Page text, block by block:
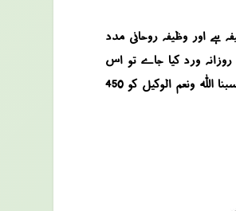
ہے اور وظیفہ روحانی مدد
جانے والی رسم ہے ۔ لہذا قدیم زمانہ میں یہ بھی مانا جاتا تھا کہ اگر دعا مبارکہ حسبنا اللہ ونعم الوکیل کو 450 مرتبہ روزانہ ورد کیا جاے تو اس
فرد کو جلد ہی روحانی مدد حاصل ہو جاتی ہے جس کی وجہ سے اس فرد کو موجودہ مشکلات سے جلد نجات مل جاتی ہے ۔ لہذا اس پوسٹ میں ہم آپ کو حسبنا اللہ ونعم الوکیل کو 450